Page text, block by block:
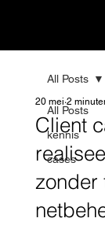
All Posts
kennis
cases
All Posts
Client
zonder
20 mei 2